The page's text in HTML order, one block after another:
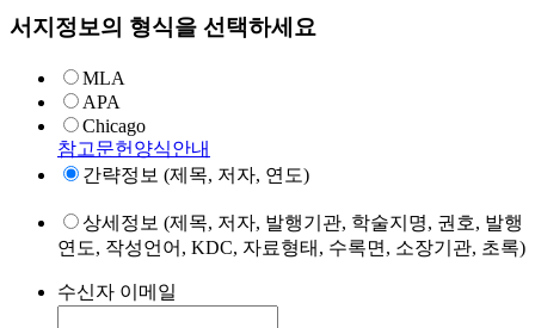
서지정보의 형식을 선택하세요
MLA
APA
Chicago
참고문헌양식안내
간략정보 (제목, 저자, 연도)
상세정보 (제목, 저자, 발행기관, 학술지명, 권호, 발행
연도, 작성언어, KDC, 자료형태, 수록면, 소장기관, 초록)
수신자 이메일